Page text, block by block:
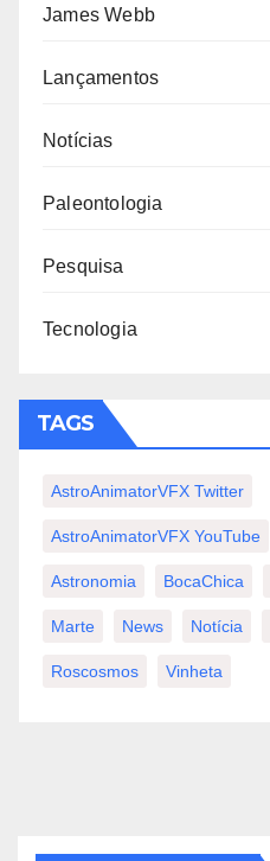
James Webb
Lançamentos
Notícias
Paleontologia
Pesquisa
Tecnologia
TAGS
AstroAnimatorVFX Twitter
AstroAnimatorVFX YouTube
Astronomia BocaChica
Marte News Notícia
Roscosmos Vinheta